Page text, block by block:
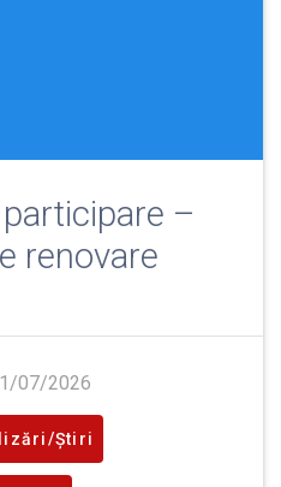
–
renovare
07/2026
Știri